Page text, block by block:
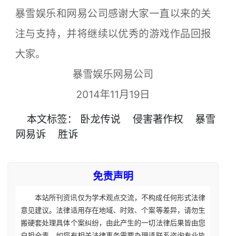
暴雪娱乐和网易公司感谢大家一直以来的关
注与支持，并将继续以优秀的游戏作品回报
大家。
暴雪娱乐网易公司
2014年11月19日
本文标签： 卧龙传说 侵害著作权
暴雪
网易诉
胜诉
免责声明
本站所刊资讯仅为学术观点交流，不构成任何形式法律
意见建议。法律适用存在地域、时效、个案等差异，请勿生
搬硬套处理具体个案纠纷，由此产生的一切法律后果皆由您